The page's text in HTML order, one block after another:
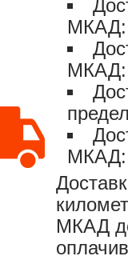
МКАД:
МКАД:
МКАД:
МКАД